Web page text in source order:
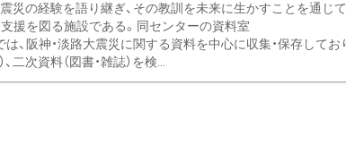
災の経験を語り継ぎ、その教訓を未来に生かすことを通じ
援を図る施設である。同センターの資料室
阪神・淡路大震災に関する資料を中心に収集・保存してお
二次資料（図書・雑誌）を検...